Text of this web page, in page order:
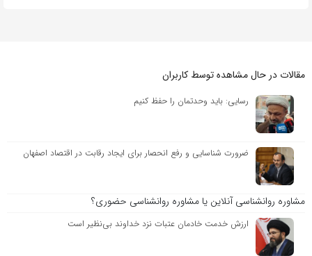
مقالات در حال مشاهده توسط کاربران
رسایی: باید وحدتمان را حفظ کنیم
ضرورت شناسایی و رفع انحصار برای ایجاد رقابت در اقتصاد اصفهان
مشاوره روانشناسی آنلاین یا مشاوره روانشناسی حضوری؟
ارزش خدمت خادمان عتبات نزد خداوند بی‌نظیر است